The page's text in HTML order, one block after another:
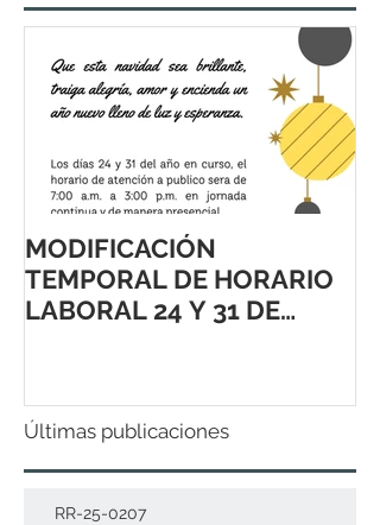
MODIFICACIÓN
TEMPORAL DE HORARIO
LABORAL 24 Y 31 DE
Últimas publicaciones
RR-25-0207